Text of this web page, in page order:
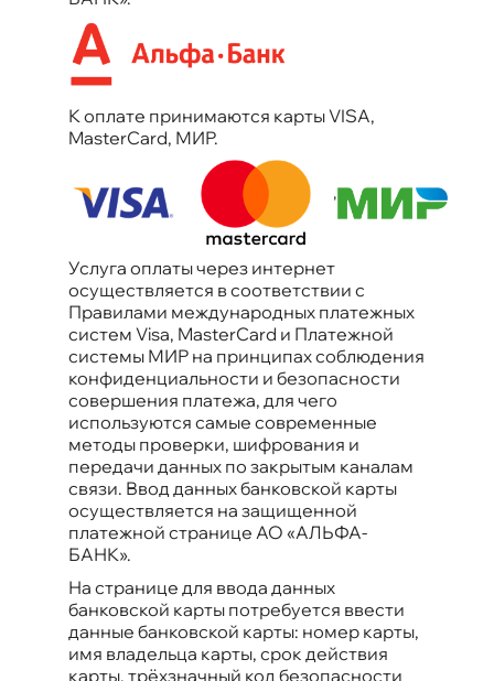
К оплате принимаются карты VISA,
MasterCard, МИР.
'
Услуга оплаты через интернет
осуществляется в соответствии с
Правилами международных платежных
систем Visa, MasterCard и Платежной
системы МИР на принципах соблюдения
конфиденциальности и безопасности
совершения платежа, для чего
используются самые современные
методы проверки, шифрования и
передачи данных по закрытым каналам
связи. Ввод данных банковской карты
осуществляется на защищенной
платежной странице АО «АЛЬФА-
БАНК».
На странице для ввода данных
банковской карты потребуется ввести
данные банковской карты: номер карты,
имя владельца карты, срок действия
карты, трёхзначный код безопасности